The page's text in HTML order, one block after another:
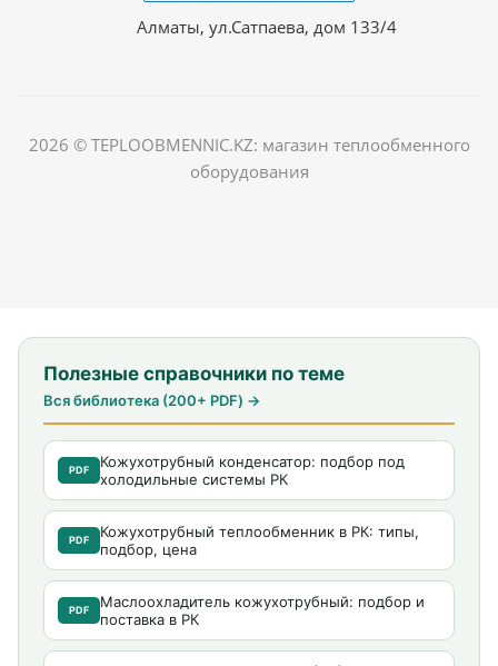
Алматы, ул.Сатпаева, дом 133/4
2026 © TEPLOOBMENNIC.KZ: магазин теплообменного
оборудования
Полезные справочники по теме
Вся библиотека (200+ PDF) →
PDF
Кожухотрубный конденсатор: подбор под
холодильные системы РК
PDF
Кожухотрубный теплообменник в РК: типы,
подбор, цена
PDF
Маслоохладитель кожухотрубный: подбор и
поставка в РК